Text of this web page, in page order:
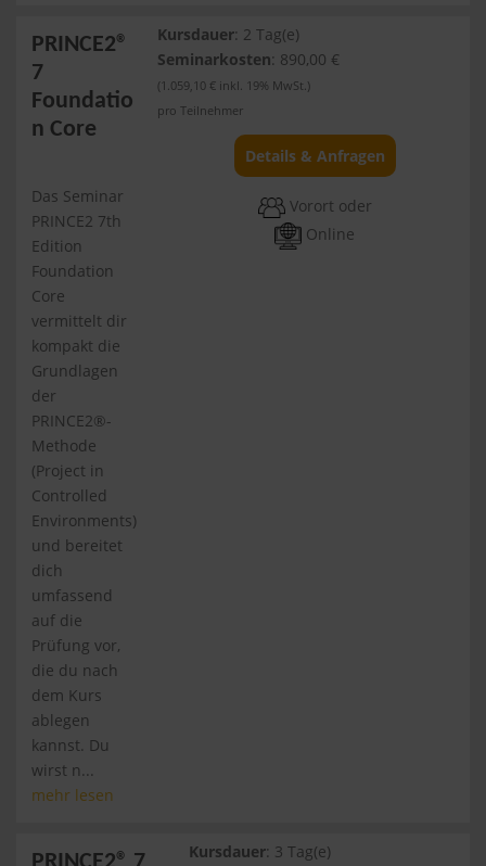
PRINCE2®
7
Foundatio
n Core
Das Seminar
PRINCE2 7th
Edition
Foundation
Core
vermittelt dir
kompakt die
Grundlagen
der
PRINCE2®-
Methode
(Project in
Controlled
Environments)
und bereitet
dich
umfassend
auf die
Prüfung vor,
die du nach
dem Kurs
ablegen
kannst. Du
wirst n...
mehr lesen
Kursdauer: 2 Tag(e)
Seminarkosten: 890,00 €
(1.059,10 € inkl. 19% MwSt.)
pro Teilnehmer
Details & Anfragen
Vorort oder
Online
Kursdauer: 3 Tag(e)